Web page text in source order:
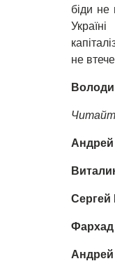
біди не
не
Сергей